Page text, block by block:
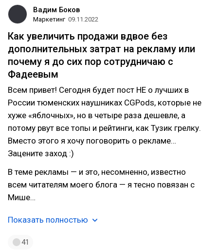
Вадим Боков
Маркетинг 09.11.2022
Как увеличить продажи вдвое без
дополнительных затрат на рекламу или
почему я до сих пор сотрудничаю с
Фадеевым
Всем привет! Сегодня будет пост НЕ о лучших в
России тюменских наушниках CGPods, которые не
хуже «яблочных», но в четыре раза дешевле, а
потому рвут все топы и рейтинги, как Тузик грелку.
Вместо этого я хочу поговорить о рекламе…
Зацените заход :)
В теме рекламы — и это, несомненно, известно
всем читателям моего блога — я тесно повязан с
Мише…
Показать полностью
41